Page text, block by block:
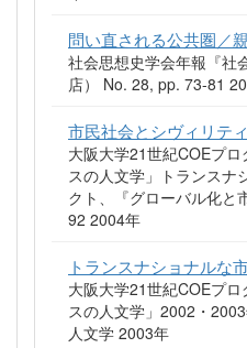
問い直される公共圏／
社会思想史学会年報『社
店） No. 28, pp. 73-81
市民社会とシヴィリテ
大阪大学21世紀COEプ
スの人文学」トランスナ
クト、『グローバル化と
92 2004年
トランスナショナルな
大阪大学21世紀COEプ
スの人文学」2002・
人文学 2003年